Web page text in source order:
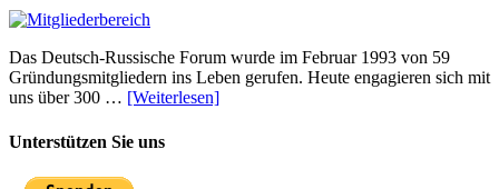
Das Deutsch-Russische Forum wurde im Februar 1993 von 59
Gründungsmitgliedern ins Leben gerufen. Heute engagieren sich mit
uns über 300 … [Weiterlesen]
Unterstützen Sie uns